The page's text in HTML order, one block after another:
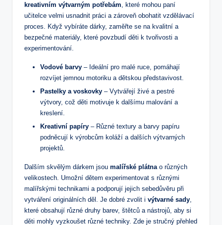
kreativním výtvarným potřebám , které mohou paní
učitelce velmi usnadnit práci a zároveň obohatit vzdělávací
proces. Když vybíráte dárky, zaměřte se na kvalitní a
bezpečné materiály, které povzbudí děti k tvořivosti a
experimentování.
Vodové barvy – Ideální pro malé ruce, pomáhají
rozvíjet jemnou motoriku a dětskou představivost.
Pastelky a voskovky – Vytvářejí živé a pestré
výtvory, což děti motivuje k dalšímu malování a
kreslení.
Kreativní papíry – Různé textury a barvy papíru
podněcují k výrobcům koláží a dalších výtvarných
projektů.
Dalším skvělým dárkem jsou malířské plátna o různých
velikostech. Umožní dětem experimentovat s různými
malířskými technikami a podporují jejich sebedůvěru při
vytváření originálních děl. Je dobré zvolit i výtvarné sady
které obsahují různé druhy barev, štětců a nástrojů, aby si
děti mohly vyzkoušet různé techniky. Zde je stručný přehled